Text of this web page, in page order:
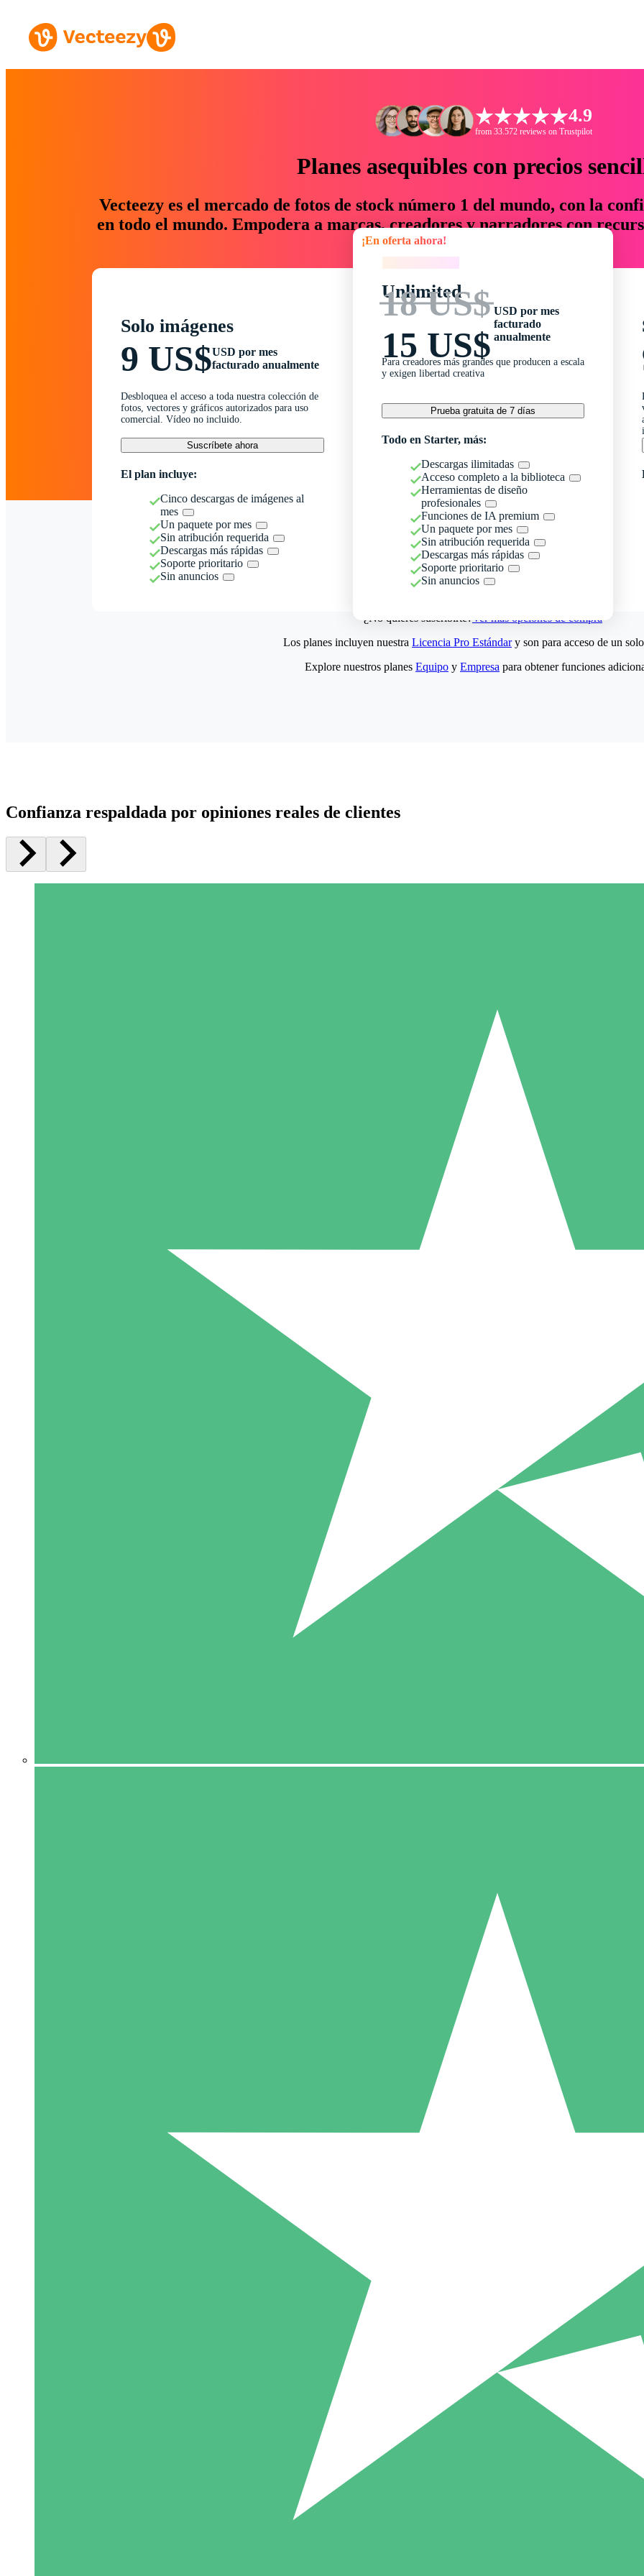
4.9
from 33.572 reviews on Trustpilot
Planes asequibles con precios
Vecteezy es el mercado de fotos de stock número 1 del mundo, con la
en todo el mundo. Empodera a marcas, creadores y narradores con
un 76 % en tiempo y presupuesto.
Solo imágenes
9 US$USD por mes
facturado anualmente
Desbloquea el acceso a toda nuestra colección de
fotos, vectores y gráficos autorizados para uso
comercial. Vídeo no incluido.
Suscríbete ahora
El plan incluye:
Cinco descargas de imágenes al
mes
Un paquete por mes
Sin atribución requerida
Descargas más rápidas
Soporte prioritario
Sin anuncios
¡En oferta ahora!
Unlimited
18 US$
15 US$
USD por mes
facturado
anualmente
Para creadores más grandes que producen a escala
y exigen libertad creativa
Prueba gratuita de 7 días
Todo en Starter, más:
Descargas ilimitadas
Acceso completo a la biblioteca
Herramientas de diseño
profesionales
Funciones de IA premium
Un paquete por mes
Sin atribución requerida
Descargas más rápidas
Soporte prioritario
Sin anuncios
¿No quieres suscribirte?Ver más opciones de compra
5 Descargas
15
Los planes incluyen nuestra Licencia Pro Estándary son para acceso de un
Explore nuestros planes Equipo y Empresa para obtener funciones
Confianza respaldada por opiniones reales de clientes